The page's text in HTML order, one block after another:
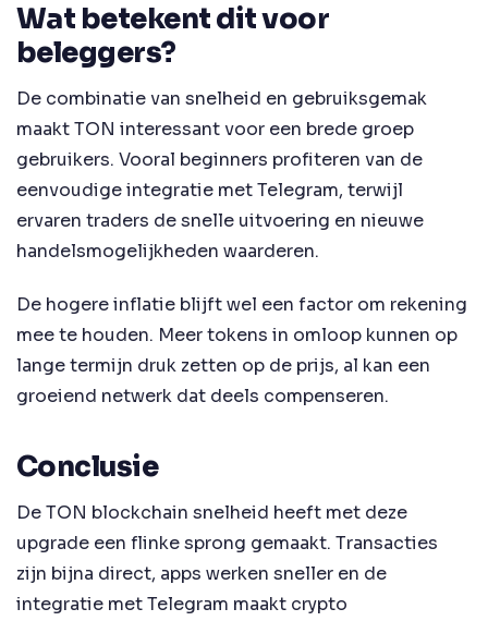
Wat betekent dit voor
beleggers?
De combinatie van snelheid en gebruiksgemak
maakt TON interessant voor een brede groep
gebruikers. Vooral beginners profiteren van de
eenvoudige integratie met Telegram, terwijl
ervaren traders de snelle uitvoering en nieuwe
handelsmogelijkheden waarderen.
De hogere inflatie blijft wel een factor om rekening
mee te houden. Meer tokens in omloop kunnen op
lange termijn druk zetten op de prijs, al kan een
groeiend netwerk dat deels compenseren.
Conclusie
De TON blockchain snelheid heeft met deze
upgrade een flinke sprong gemaakt. Transacties
zijn bijna direct, apps werken sneller en de
integratie met Telegram maakt crypto